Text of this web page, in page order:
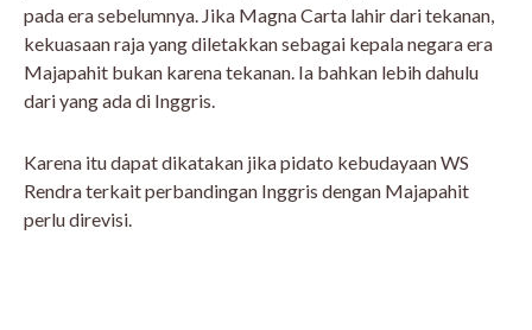
pada era sebelumnya. Jika Magna Carta lahir dari tekanan,
kekuasaan raja yang diletakkan sebagai kepala negara era
Majapahit bukan karena tekanan. Ia bahkan lebih dahulu
dari yang ada di Inggris.
Karena itu dapat dikatakan jika pidato kebudayaan WS
Rendra terkait perbandingan Inggris dengan Majapahit
perlu direvisi.